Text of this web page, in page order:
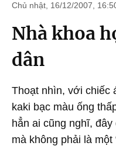
Chủ nhật, 16/12/2007,
Nhà khoa
dân
Thoạt nhìn, với chiếc
kaki bạc màu ống
hẳn ai cũng nghĩ, đây
mà không phải là